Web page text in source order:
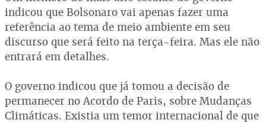
indicou que Bolsonaro vai apenas fazer uma
referência ao tema de meio ambiente em seu
discurso que será feito na terça-feira. Mas ele não
entrará em detalhes.
O governo indicou que já tomou a decisão de
permanecer no Acordo de Paris, sobre Mudanças
Climáticas. Existia um temor internacional de que